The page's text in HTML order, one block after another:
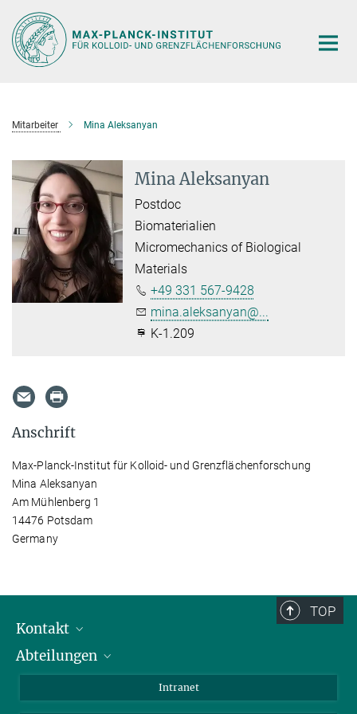
Hauptinhalt
Mitarbeiter Mina Aleksanyan
Mina Aleksanyan
Postdoc
Biomaterialien
Micromechanics of Biological
Materials
+49 331 567-9428
mina.aleksanyan@...
K-1.209
Anschrift
Max-Planck-Institut für Kolloid- und Grenzflächenforschung
Mina Aleksanyan
Am Mühlenberg 1
14476 Potsdam
Germany
TOP
Kontakt
Mitarbeiterverzeichnis
Abteilungen
Intranet